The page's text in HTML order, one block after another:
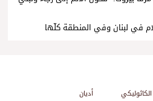
في لبنان وفي المنطقة كلّها
أديان